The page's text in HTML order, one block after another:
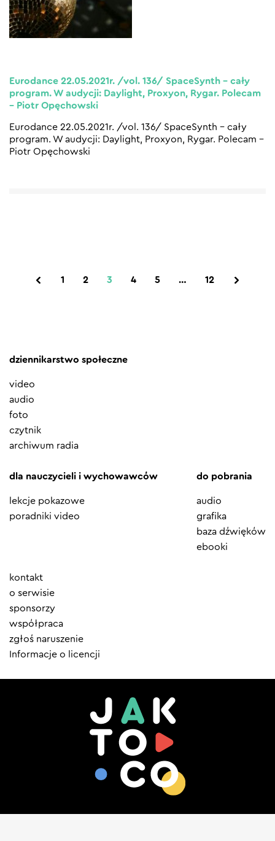
Eurodance 22.05.2021r. /vol. 136/ SpaceSynth – cały
program. W audycji: Daylight, Proxyon, Rygar. Polecam
– Piotr Opęchowski
Eurodance 22.05.2021r. /vol. 136/ SpaceSynth – cały
program. W audycji: Daylight, Proxyon, Rygar. Polecam –
Piotr Opęchowski
1 2 3 4 5 … 12
dziennikarstwo społeczne
video
audio
foto
czytnik
archiwum radia
dla nauczycieli i wychowawców
lekcje pokazowe
poradniki video
do pobrania
audio
grafika
baza dźwięków
ebooki
Element
menu
kontakt
o serwisie
sponsorzy
współpraca
zgłoś naruszenie
Informacje o licencji